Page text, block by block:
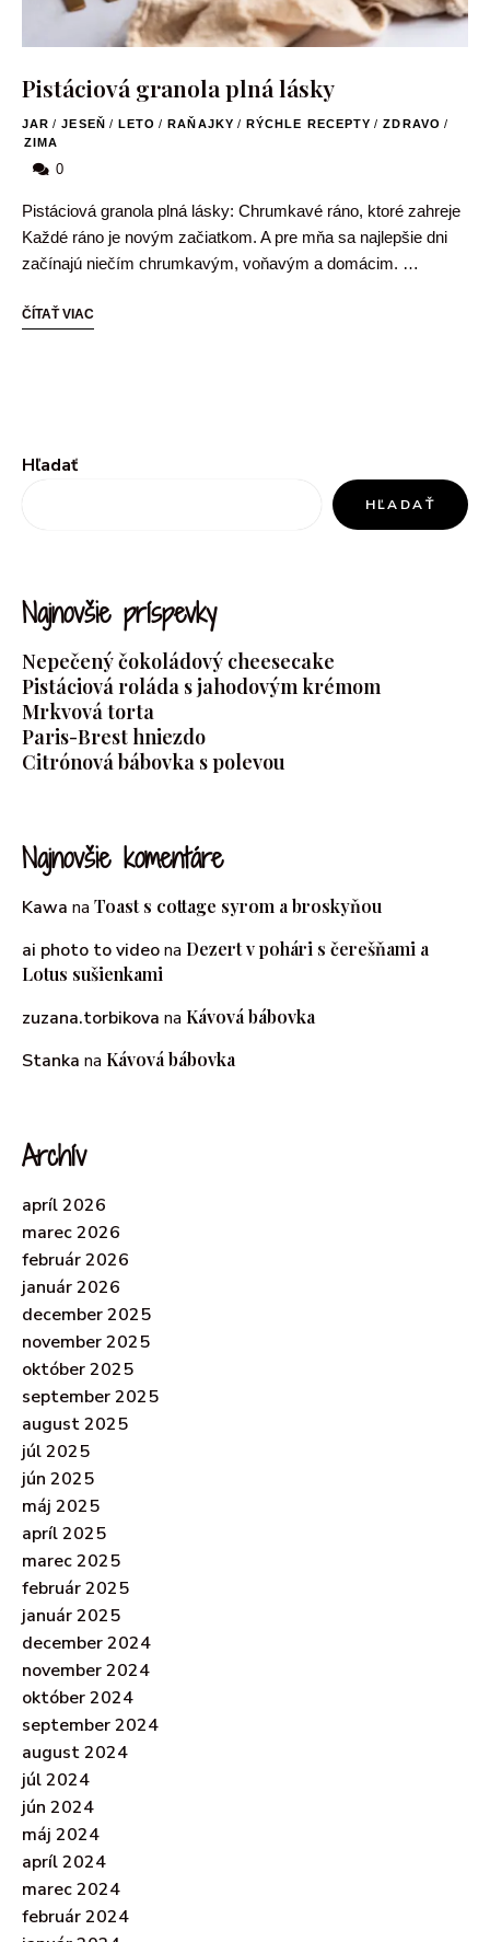
Pistáciová granola plná lásky
JAR / JESEŇ / LETO / RAŇAJKY / RÝCHLE RECEPTY / ZDRAVO /
ZIMA
0
Pistáciová granola plná lásky: Chrumkavé ráno, ktoré zahreje
Každé ráno je novým začiatkom. A pre mňa sa najlepšie dni
začínajú niečím chrumkavým, voňavým a domácim. …
ČÍTAŤ VIAC
Hľadať
HĽADAŤ
Najnovšie príspevky
Nepečený čokoládový cheesecake
Pistáciová roláda s jahodovým krémom
Mrkvová torta
Paris-Brest hniezdo
Citrónová bábovka s polevou
Najnovšie komentáre
Kawa na Toast s cottage syrom a broskyňou
ai photo to videona Dezert v pohári s čerešňami a
Lotus sušienkami
zuzana.torbikova na Kávová bábovka
Stanka na Kávová bábovka
Archív
apríl 2026
marec 2026
február 2026
január 2026
december 2025
november 2025
október 2025
september 2025
august 2025
júl 2025
jún 2025
máj 2025
apríl 2025
marec 2025
február 2025
január 2025
december 2024
november 2024
október 2024
september 2024
august 2024
júl 2024
jún 2024
máj 2024
apríl 2024
marec 2024
február 2024